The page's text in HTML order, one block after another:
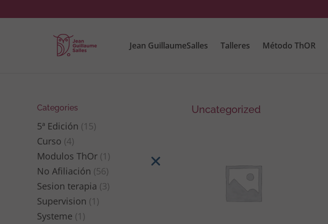
Jean GuillaumeSalles Talleres Método ThOR
Categories
5ª Edición (15)
Curso (4)
Modulos ThOr (1)
No Afiliación (56)
Sesion terapia (3)
Supervision (1)
Systeme (1)
Uncategorized